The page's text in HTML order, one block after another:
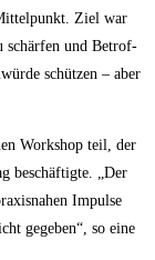
Ziel war
schär­fen und Betrof­
schüt­zen – aber
Work­shop teil, der
beschäf­tig­te. „Der
Impul­se
gege­ben“, so eine